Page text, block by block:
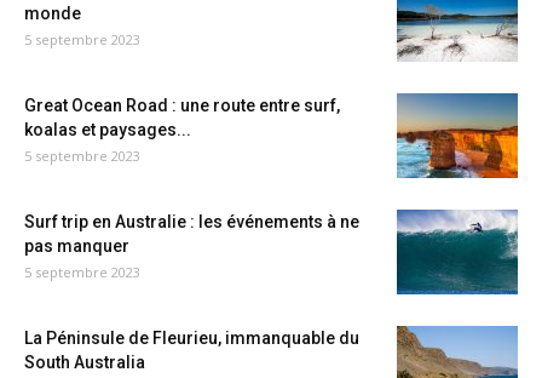
monde
5 septembre 2023
Great Ocean Road : une route entre surf,
koalas et paysages...
5 septembre 2023
Surf trip en Australie : les événements à ne
pas manquer
5 septembre 2023
La Péninsule de Fleurieu, immanquable du
South Australia